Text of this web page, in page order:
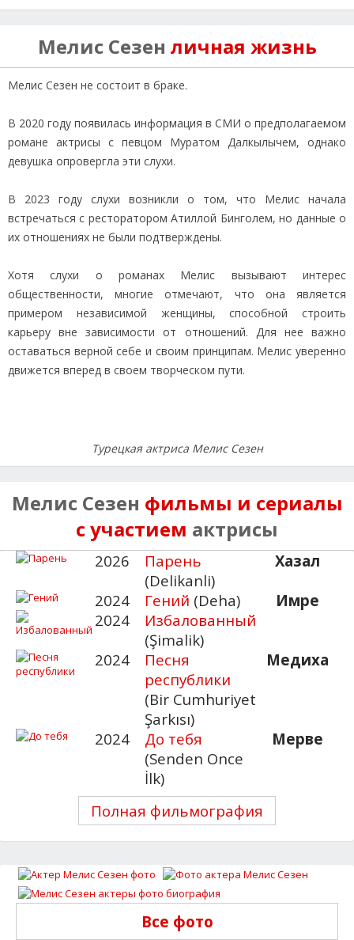
Мелис Сезен личная жизнь
Мелис Сезен не состоит в браке.
В 2020 году появилась информация в СМИ о предполагаемом
романе актрисы с певцом Муратом Далкылычем, однако
девушка опровергла эти слухи.
В 2023 году слухи возникли о том, что Мелис начала
встречаться с ресторатором Атиллой Бинголем, но данные о
их отношениях не были подтверждены.
Хотя слухи о романах Мелис вызывают интерес
общественности, многие отмечают, что она является
примером независимой женщины, способной строить
карьеру вне зависимости от отношений. Для нее важно
оставаться верной себе и своим принципам. Мелис уверенно
движется вперед в своем творческом пути.
Турецкая актриса Мелис Сезен
Мелис Сезен фильмы и сериалы
с участием актрисы
2026
Парень
(Delikanli)
Хазал
2024
Гений (Deha)
Имре
2024
Избалованный
(Şimalik)
2024
Песня
республики
(Bir Cumhuriyet
Şarkısı)
Медиха
2024
До тебя
(Senden Once
İlk)
Мерве
Полная фильмография
Все фото